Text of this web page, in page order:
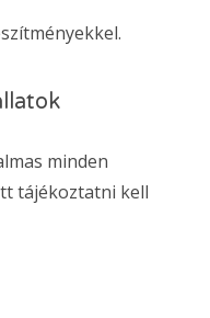
minden
tájékoztatni kell